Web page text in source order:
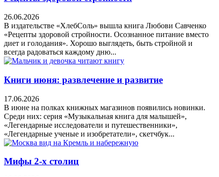
26.06.2026
В издательстве «ХлебСоль» вышла книга Любови Савченко
«Рецепты здоровой стройности. Осознанное питание вместо
диет и голодания». Хорошо выглядеть, быть стройной и
всегда радоваться каждому дню...
Книги июня: развлечение и развитие
17.06.2026
В июне на полках книжных магазинов появились новинки.
Среди них: серия «Музыкальная книга для малышей»,
«Легендарные исследователи и путешественники»,
«Легендарные ученые и изобретатели», скетчбук...
Мифы 2-х столиц